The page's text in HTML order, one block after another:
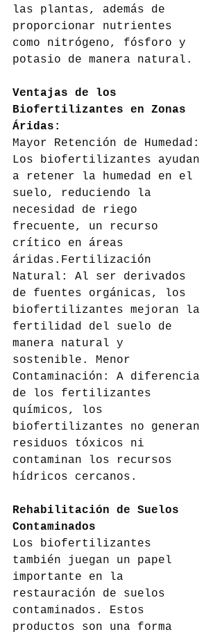
las plantas, además de
proporcionar nutrientes
como nitrógeno, fósforo y
potasio de manera natural.
Ventajas de los
Biofertilizantes en Zonas
Áridas:
Mayor Retención de Humedad:
Los biofertilizantes ayudan
a retener la humedad en el
suelo, reduciendo la
necesidad de riego
frecuente, un recurso
crítico en áreas
áridas.Fertilización
Natural: Al ser derivados
de fuentes orgánicas, los
biofertilizantes mejoran la
fertilidad del suelo de
manera natural y
sostenible. Menor
Contaminación: A diferencia
de los fertilizantes
químicos, los
biofertilizantes no generan
residuos tóxicos ni
contaminan los recursos
hídricos cercanos.
Rehabilitación de Suelos
Contaminados
Los biofertilizantes
también juegan un papel
importante en la
restauración de suelos
contaminados. Estos
productos son una forma